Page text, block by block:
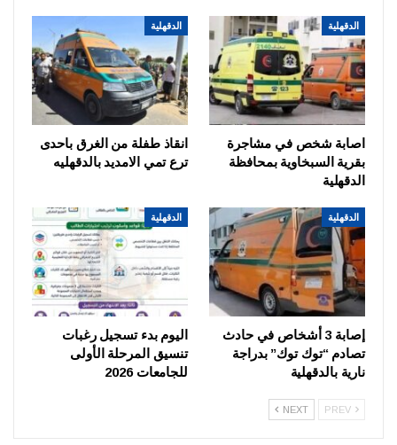
الدقهلية
اصابة شخص في مشاجرة
بقرية السبخاوية بمحافظة
الدقهلية
الدقهلية
انقاذ طفلة من الغرق باحدى
ترع تمي الامديد بالدقهليه
الدقهلية
إصابة 3 أشخاص في حادث
تصادم “توك توك” بدراجة
نارية بالدقهلية
الدقهلية
اليوم بدء تسجيل رغبات
تنسيق المرحلة الأولى
للجامعات 2026
NEXT